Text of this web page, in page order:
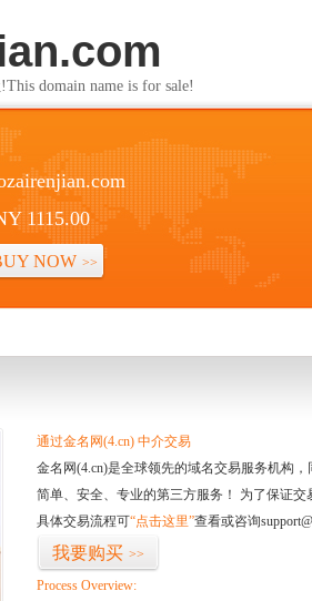
domain name is for sale!
1115.00
NOW >>
通过金名网(4.cn) 中介交易
金名网(4.cn)是全球领先的域名交易服务机构
简单、安全、专业的第三方服务！ 为了保证
具体交易流程可“点击这里”查看或咨询
我要购买 >>
Process Overview: